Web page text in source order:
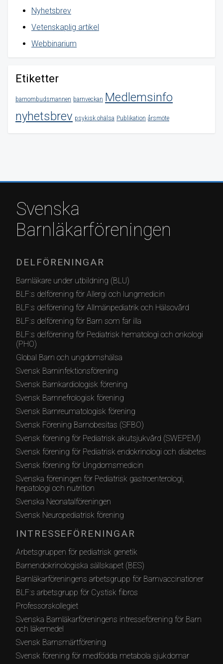
Nyhetsbrev
Vetenskaplig artikel
Webbinarium
Etiketter
barnombudsmannen barnveckan Medlemsinfo
nyhetsbrev psykisk ohälsa Publikation årsmöte
Svenska
Barnläkarföreningen
DELFÖRENINGAR
Barnläkare under utbildning (BLU)
BLF:s delförening för Allergi och lungmedicin
BLF:s delförening för Allmänpediatrik och Hälsovård
BLF:s delförening för Barn som far illa
BLF:s delförening för Pediatrisk hematologi och onkologi
(PHO)
Global Barn och ungdomshälsa
Svensk Barninfektionsförening
Svensk Barnkardiologisk förening
Svensk Barnnefrologisk förening
Svensk Barnreumatologisk förening
Svensk Förening Barnobesitas (SFBO)
Svensk förening för Pediatrisk akutsjukvård (SWEPEM)
Svensk förening för Pediatrisk endokrinologi och diabetes
Svensk förening för Ungdomsmedicin
Svenska föreningen för Pediatrisk gastroenterologi,
hepatologi och nutrition
Svenska Neonatalföreningen
Svensk Neuropediatrisk förening
INTRESSEFÖRENINGAR
Arbetsgruppen för pediatrisk genetik
Barnendokrinologiska sällskapet (BES)
Barnläkarföreningens arbetsgrupp för Barnvaccinationer
BLF:s arbetsgrupp för Cystisk fibros
Professorskollegiet
Svenska Barnläkarföreningens intresseförening för Barn
och läkemedel
Svensk Barnsmärtförening
Svensk förening för medfödda metabola sjukdomar